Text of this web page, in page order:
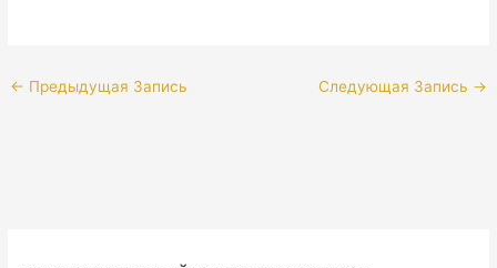
← Предыдущая Запись Следующая Запись →